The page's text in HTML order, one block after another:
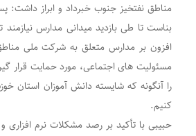
مناطق نفتخیز جنوب خبرداد و ابراز داشت:
بناست تا طی بازدید میدانی مدارس نیازمند
افزون بر مدارس متعلق به شرکت ملی
مسئولیت های اجتماعی، مورد حمایت قرار
را آنگونه که شایسته دانش آموزان استان
کنیم.
حبیبی با تأکید بر رصد مشکلات نرم